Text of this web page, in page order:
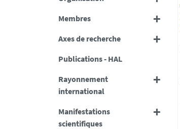
Membres
Axes de recherche
Publications - HAL
Rayonnement
international
Manifestations
scientifiques